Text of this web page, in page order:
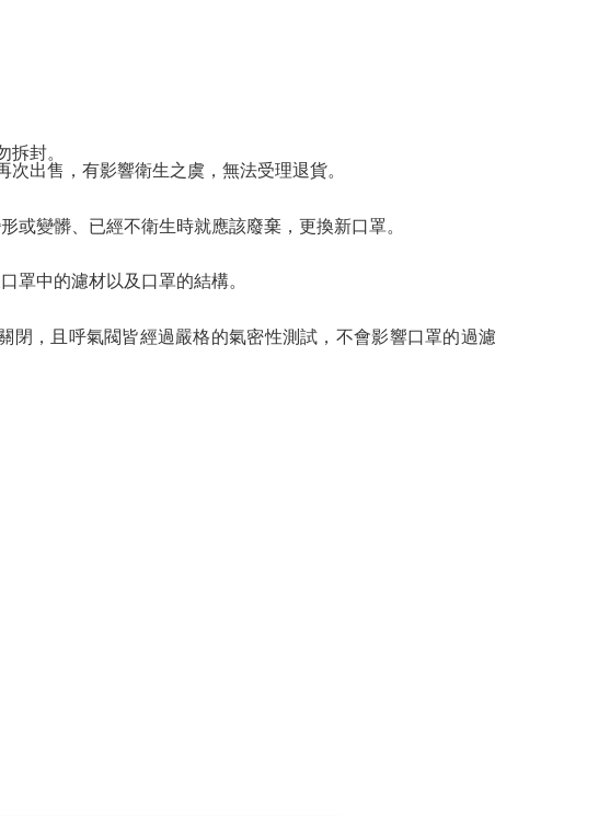
封。
出售，有影響衛生之虞，無法受理退貨。
變髒、已經不衛生時就應該廢棄，更換新口罩。
罩中的濾材以及口罩的結構。
，且呼氣閥皆經過嚴格的氣密性測試，不會影響口罩的過濾